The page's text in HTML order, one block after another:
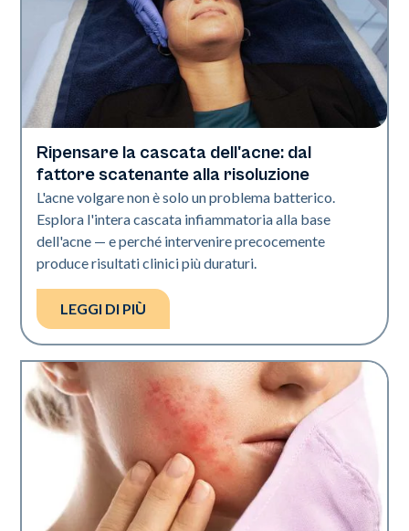
Salute della pelle
Ripensare la cascata dell'acne: dal
fattore scatenante alla risoluzione
L'acne volgare non è solo un problema batterico.
Esplora l'intera cascata infiammatoria alla base
dell'acne — e perché intervenire precocemente
produce risultati clinici più duraturi.
LEGGI DI PIÙ